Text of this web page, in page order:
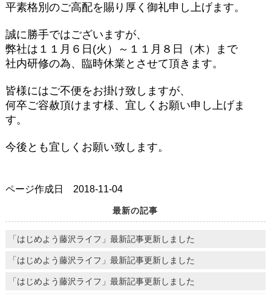
平素格別のご高配を賜り厚く御礼申し上げます。
誠に勝手ではございますが、
弊社は１１月６日(火）～１１月８日（木）まで
社内研修の為、臨時休業とさせて頂きます。
皆様にはご不便をお掛け致しますが、
何卒ご容赦頂けます様、宜しくお願い申し上げま
す。
今後とも宜しくお願い致します。
ページ作成日 2018-11-04
最新の記事
「はじめよう藤沢ライフ」最新記事更新しました
「はじめよう藤沢ライフ」最新記事更新しました
「はじめよう藤沢ライフ」最新記事更新しました